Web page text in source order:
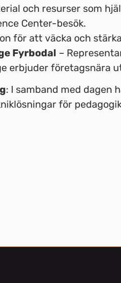
och resurser som
Center-besök.
för att väcka och
Fyrbodal –
erbjuder företagsnära
: I samband med dagen
för